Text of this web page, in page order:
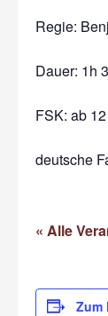
Regie:
Dauer: 1h
FSK: ab 12
deutsche
« Alle
Zum